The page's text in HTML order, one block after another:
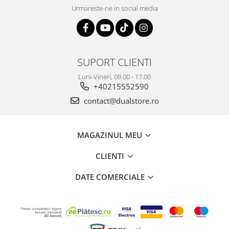
Urmareste-ne in social media
SUPORT CLIENTI
Luni-Vineri, 09.00 - 17.00
+40215552590
contact@dualstore.ro
MAGAZINUL MEU
CLIENTI
DATE COMERCIALE